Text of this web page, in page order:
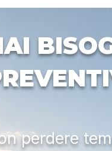
perdere